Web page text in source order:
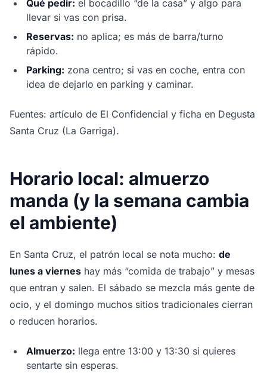
Qué pedir: el bocadillo “de la casa” y algo para
llevar si vas con prisa.
Reservas: no aplica; es más de barra/turno
rápido.
Parking: zona centro; si vas en coche, entra con
idea de dejarlo en parking y caminar.
Fuentes: artículo de El Confidencial y ficha en Degusta
Santa Cruz (La Garriga).
Horario local: almuerzo
manda (y la semana cambia
el ambiente)
En Santa Cruz, el patrón local se nota mucho: de
lunes a viernes hay más “comida de trabajo” y mesas
que entran y salen. El sábado se mezcla más gente de
ocio, y el domingo muchos sitios tradicionales cierran
o reducen horarios.
Almuerzo: llega entre 13:00 y 13:30 si quieres
sentarte sin esperas.